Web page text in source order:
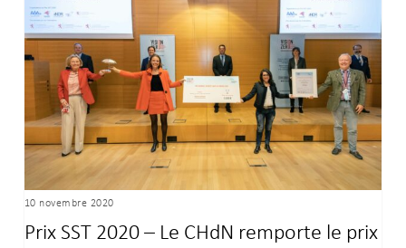
2020
–
Le
CHdN
remporte
le
prix
du
10 novembre 2020
Prix SST 2020 – Le CHdN remporte le prix